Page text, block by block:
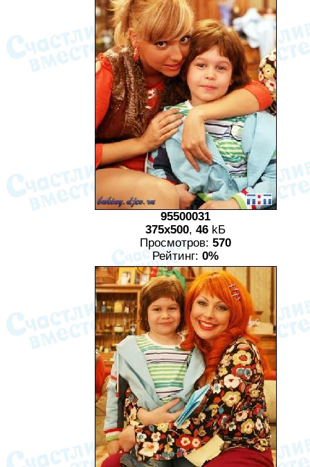
95500031
375x500, 46 kБ
Просмотров: 570
Рейтинг: 0%